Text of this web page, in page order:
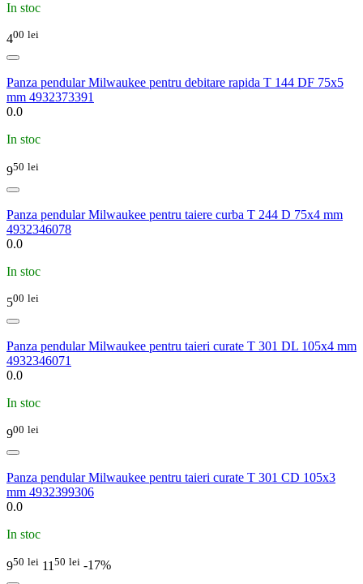
In stoc
400 lei
Panza pendular Milwaukee pentru debitare rapida T 144 DF 75x5
mm 4932373391
0.0
In stoc
950 lei
Panza pendular Milwaukee pentru taiere curba T 244 D 75x4 mm
4932346078
0.0
In stoc
500 lei
Panza pendular Milwaukee pentru taieri curate T 301 DL 105x4 mm
4932346071
0.0
In stoc
900 lei
Panza pendular Milwaukee pentru taieri curate T 301 CD 105x3
mm 4932399306
0.0
In stoc
950 lei 11 50 lei -17%